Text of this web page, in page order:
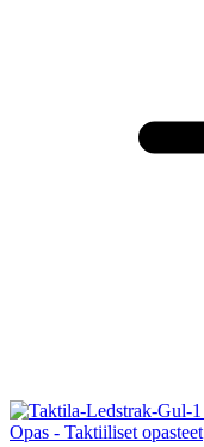
Opas - Taktiiliset opasteet